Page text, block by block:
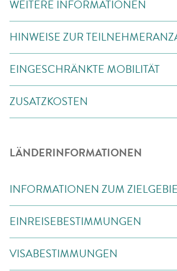
WEITERE INFORMATIONEN
HINWEISE ZUR
EINGESCHRÄNKTE MOBILITÄT
ZUSATZKOSTEN
LÄNDERINFORMATIONEN
INFORMATIONEN ZUM
EINREISEBESTIMMUNGEN
VISABESTIMMUNGEN